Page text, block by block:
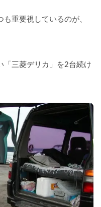
重要視しているのが、
「三菱デリカ」を2台続け